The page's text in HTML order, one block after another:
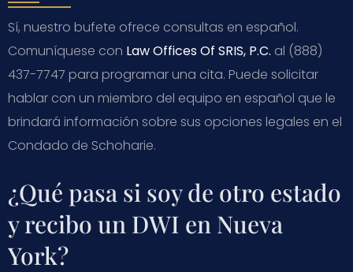
Sí, nuestro bufete ofrece consultas en español.
Comuníquese con Law Offices Of SRIS, P.C. al (888)
437-7747 para programar una cita. Puede solicitar
hablar con un miembro del equipo en español que le
brindará información sobre sus opciones legales en el
Condado de Schoharie.
¿Qué pasa si soy de otro estado
y recibo un DWI en Nueva
York?